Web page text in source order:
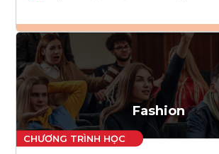
Ghi danh
Tham vấn Interlink
Fashion